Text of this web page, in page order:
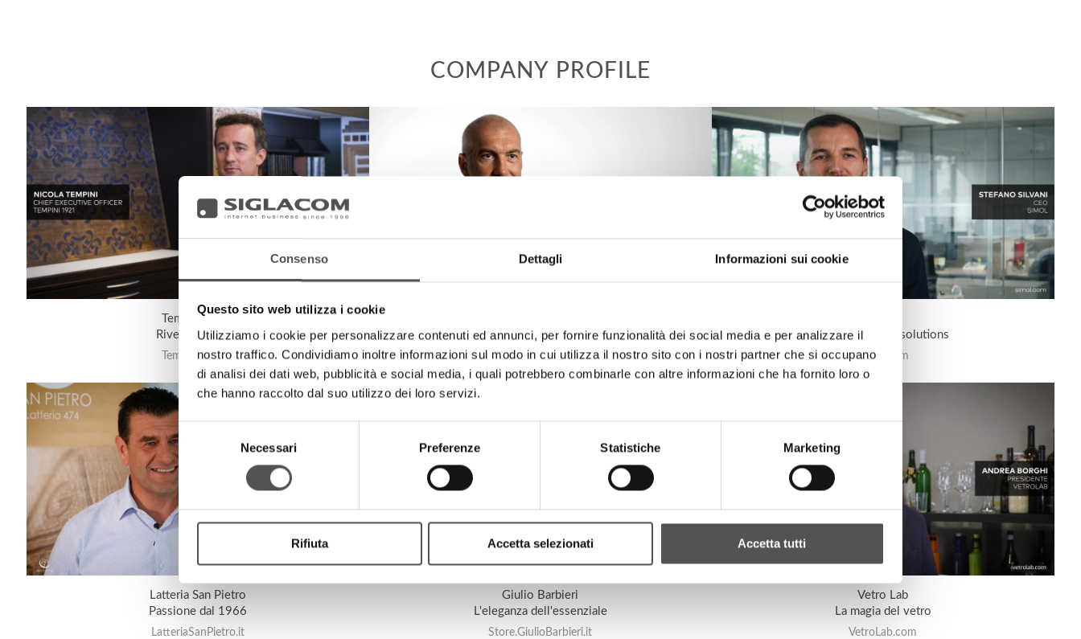
Consenso Dettagli Informazioni sui cookie
Questo sito web utilizza i cookie
Utilizziamo i cookie per personalizzare contenuti ed annunci, per fornire funzionalità dei social media e per analizzare il
nostro traffico. Condividiamo inoltre informazioni sul modo in cui utilizza il nostro sito con i nostri partner che si occupano
di analisi dei dati web, pubblicità e social media, i quali potrebbero combinarle con altre informazioni che ha fornito loro o
che hanno raccolto dal suo utilizzo dei loro servizi.
Selezione
del
consenso
Necessari Preferenze Statistiche Marketing
Rifiuta Accetta selezionati Accetta tutti
COMPANY PROFILE
Tempini 1921
Riveste l'abitare
Tempini1921.it
Safety made professional
MadeHSE.com
Our ideas, your solutions
Simol.com
Latteria San Pietro
Passione dal 1966
LatteriaSanPietro.it
Giulio Barbieri
L'eleganza dell'essenziale
Store.GiulioBarbieri.it
Vetro Lab
La magia del vetro
VetroLab.com